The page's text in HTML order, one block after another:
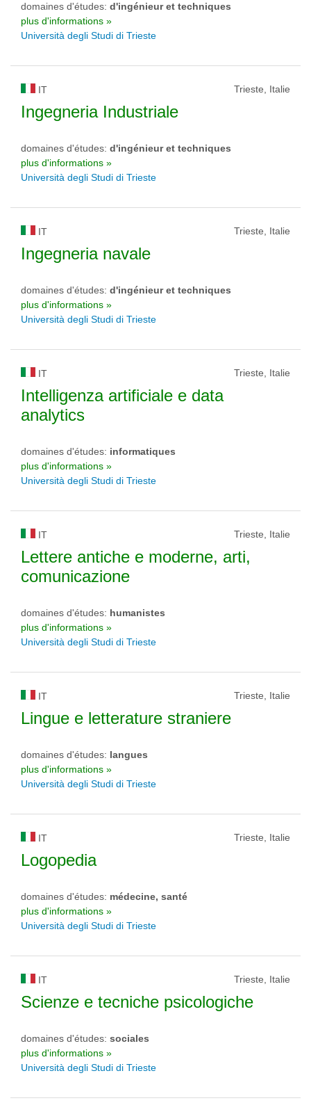
domaines d'études: d'ingénieur et techniques
plus d'informations »
Università degli Studi di Trieste
IT Trieste, Italie
Ingegneria Industriale
domaines d'études: d'ingénieur et techniques
plus d'informations »
Università degli Studi di Trieste
IT Trieste, Italie
Ingegneria navale
domaines d'études: d'ingénieur et techniques
plus d'informations »
Università degli Studi di Trieste
IT Trieste, Italie
Intelligenza artificiale e data
analytics
domaines d'études: informatiques
plus d'informations »
Università degli Studi di Trieste
IT Trieste, Italie
Lettere antiche e moderne, arti,
comunicazione
domaines d'études: humanistes
plus d'informations »
Università degli Studi di Trieste
IT Trieste, Italie
Lingue e letterature straniere
domaines d'études: langues
plus d'informations »
Università degli Studi di Trieste
IT Trieste, Italie
Logopedia
domaines d'études: médecine, santé
plus d'informations »
Università degli Studi di Trieste
IT Trieste, Italie
Scienze e tecniche psicologiche
domaines d'études: sociales
plus d'informations »
Università degli Studi di Trieste